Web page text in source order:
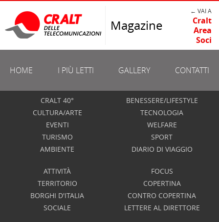
Magazine
← VAI A
Cralt
Area
Soci
HOME I PIÙ LETTI GALLERY CONTATTI
CRALT 40°
CULTURA/ARTE
EVENTI
TURISMO
AMBIENTE
BENESSERE/LIFESTYLE
TECNOLOGIA
WELFARE
SPORT
DIARIO DI VIAGGIO
ATTIVITÀ
TERRITORIO
BORGHI D'ITALIA
SOCIALE
FOCUS
COPERTINA
CONTRO COPERTINA
LETTERE AL DIRETTORE